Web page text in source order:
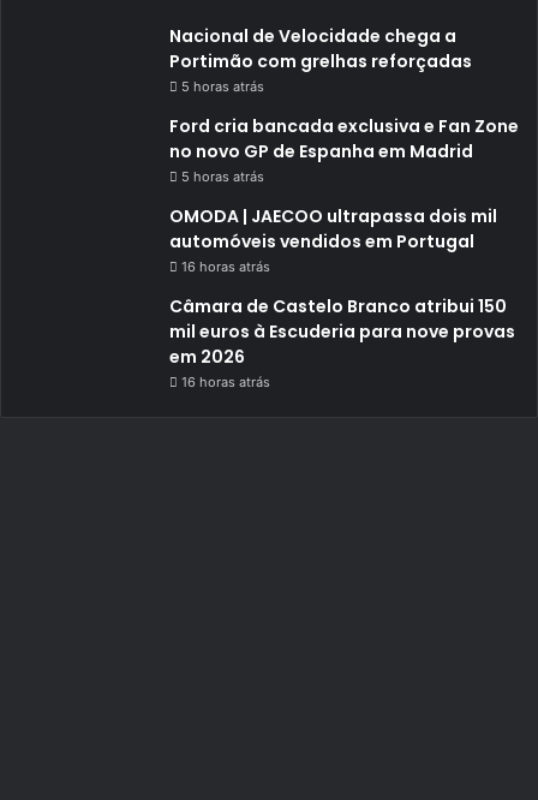
Nacional de Velocidade chega a
Portimão com grelhas reforçadas
5 horas atrás
Ford cria bancada exclusiva e Fan Zone
no novo GP de Espanha em Madrid
5 horas atrás
OMODA | JAECOO ultrapassa dois mil
automóveis vendidos em Portugal
16 horas atrás
Câmara de Castelo Branco atribui 150
mil euros à Escuderia para nove provas
em 2026
16 horas atrás